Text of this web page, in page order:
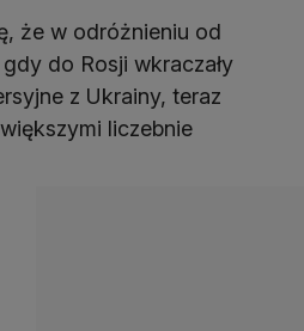
że w odróżnieniu od
do Rosji wkraczały
z Ukrainy, teraz
liczebnie